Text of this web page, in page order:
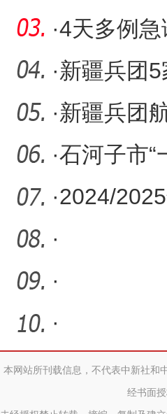
医院妇科
靳
·4天多例
逸夫阿拉
要
·新疆兵团
工商联通
·新疆兵团
援服务实
·石河子市“
圈”让绿色
·2024/
温总体偏低
两
·
·
·
本网站所刊载信息，不代表中新社和
经书面授